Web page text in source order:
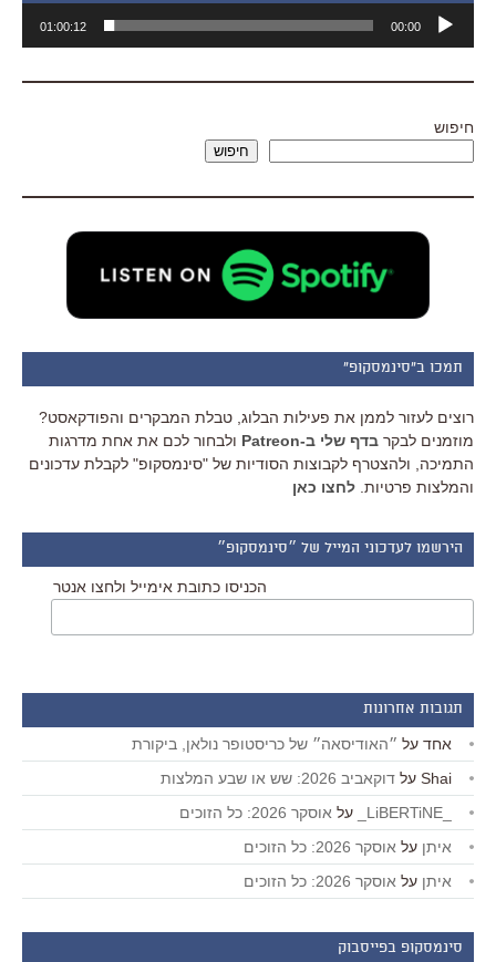
אודיו
00:00
01:00:12
חיפוש
חיפוש
תמכו ב"סינמסקופ"
רוצים לעזור לממן את פעילות הבלוג, טבלת המבקרים והפודקאסט?
מוזמנים לבקר בדף שלי ב-Patreon
ולבחור לכם את אחת מדרגות
התמיכה, ולהצטרף לקבוצות הסודיות של "סינמסקופ" לקבלת עדכונים
והמלצות פרטיות. לחצו כאן
הירשמו לעדכוני המייל של ״סינמסקופ״
הכניסו כתובת אימייל ולחצו אנטר
תגובות אחרונות
אחד על ״האודיסאה״ של כריסטופר נולאן, ביקורת
Shai על דוקאביב 2026: שש או שבע המלצות
על אוסקר 2026: כל הזוכים
איתן על אוסקר 2026: כל הזוכים
איתן על אוסקר 2026: כל הזוכים
סינמסקופ בפייסבוק